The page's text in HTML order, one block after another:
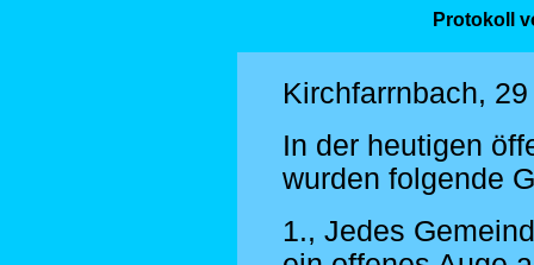
Protokoll
Kirchfarrnbach,
In der heutigen
wurden folgende
1., Jedes